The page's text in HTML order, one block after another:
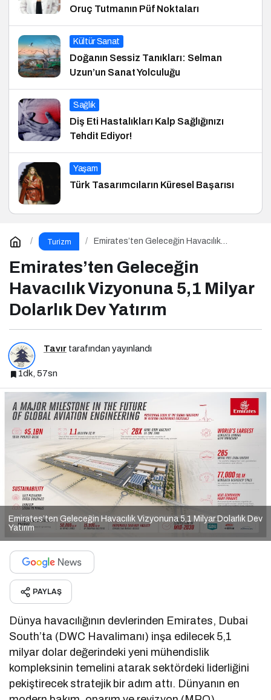
Oruç Tutmanın Püf Noktaları
Kültür Sanat
Doğanın Sessiz Tanıkları: Selman
Uzun’un Sanat Yolculuğu
Sağlık
Diş Eti Hastalıkları Kalp Sağlığınızı
Tehdit Ediyor!
Yaşam
Türk Tasarımcıların Küresel Başarısı
Turizm
Emirates’ten Geleceğin Havacılık
Emirates’ten Geleceğin
Havacılık Vizyonuna 5,1 Milyar
Dolarlık Dev Yatırım
Tavır tarafından yayınlandı
1dk, 57sn
Emirates’ten Geleceğin Havacılık Vizyonuna 5,1 Milyar Dolarlık Dev
Yatırım
PAYLAŞ
Dünya havacılığının devlerinden Emirates, Dubai
South’ta (DWC Havalimanı) inşa edilecek 5,1
milyar dolar değerindeki yeni mühendislik
kompleksinin temelini atarak sektördeki liderliğini
pekiştirecek stratejik bir adım attı. Dünyanın en